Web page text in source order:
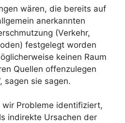
wären, die bereits auf
anerkannten
(Verkehr,
festgelegt worden
keinen Raum
Quellen offenzulegen
sagen sie sagen.
wir Probleme identifiziert,
indirekte Ursachen der